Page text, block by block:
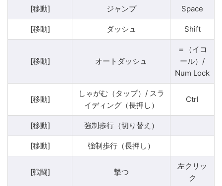
[移動] ジャンプ Space
[移動] ダッシュ Shift
[移動] オートダッシュ
＝（イコ
ール）/
Num Lock
[移動]
しゃがむ（タップ）/ スラ
イディング（長押し）
Ctrl
[移動] 強制歩行（切り替え）
[移動] 強制歩行（長押し）
[戦闘] 撃つ
左クリッ
ク